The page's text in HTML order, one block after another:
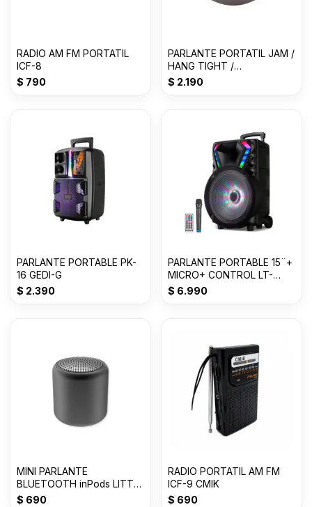
RADIO AM FM PORTATIL
ICF-8
$ 790
PARLANTE PORTATIL JAM /
HANG TIGHT /
BLUETOOTH / GRIS
$ 2.190
PARLANTE PORTABLE PK-
16 GEDI-G
$ 2.390
PARLANTE PORTABLE 15¨+
MICRO+ CONTROL LT-
1517BT C/RUEDAS
$ 6.990
MINI PARLANTE
BLUETOOTH inPods LITTLE
FUN TWS
$ 690
RADIO PORTATIL AM FM
ICF-9 CMIK
$ 690